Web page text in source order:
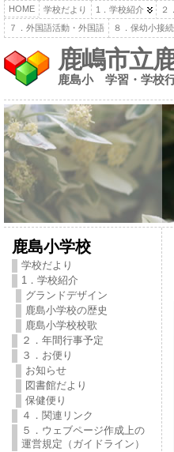
HOME 学校だより 1．学校紹介 ２
７．外国語活動・外国語
８．保幼小接続
鹿嶋市立
鹿島小 学習・学校
鹿島小学校
学校だより
1．学校紹介
グランドデザイン
鹿島小学校の歴史
鹿島小学校校歌
２．年間行事予定
３．お便り
お知らせ
図書館だより
保健便り
４．関連リンク
５．ウェブページ作成上の
運営規定（ガイドライン）